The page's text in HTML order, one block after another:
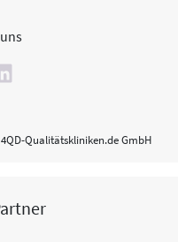
4QD-Qualitätskliniken.de GmbH